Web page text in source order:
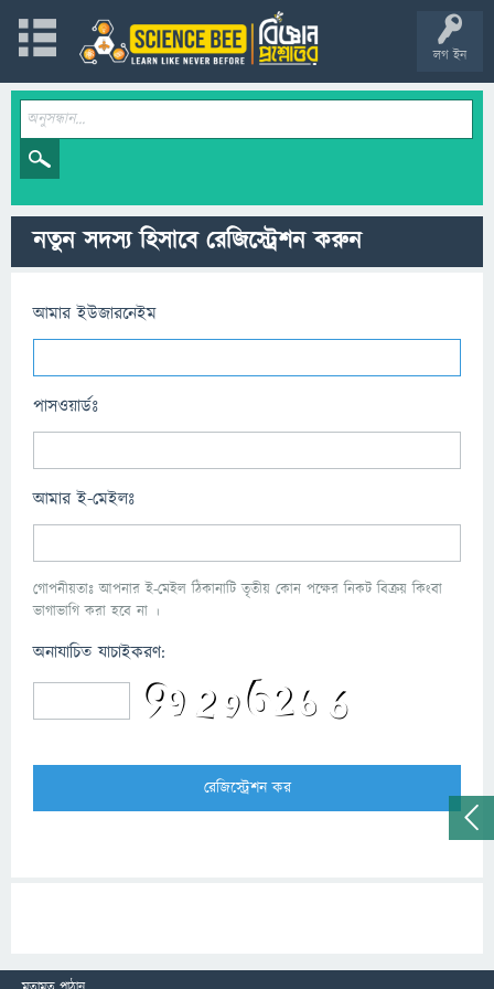
লগ ইন
নতুন সদস্য হিসাবে রেজিস্ট্রেশন করুন
আমার ইউজারনেইম
পাসওয়ার্ডঃ
আমার ই-মেইলঃ
গোপনীয়তাঃ আপনার ই-মেইল ঠিকানাটি তৃতীয় কোন পক্ষের নিকট বিক্রয় কিংবা
ভাগাভাগি করা হবে না ।
অনাযাচিত যাচাইকরণ: